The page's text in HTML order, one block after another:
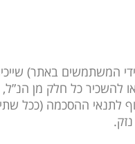
ידי המשתמשים באתר)
כל חלק מן הנ”ל,
לתנאי ההסכמה (ככל